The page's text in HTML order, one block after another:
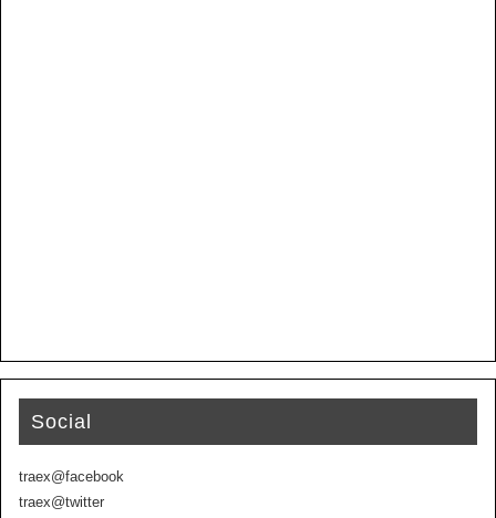
Social
traex@facebook
traex@twitter